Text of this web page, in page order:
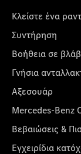
Κλείστε ένα
Συντήρηση
Βοήθεια σε
Γνήσια
Αξεσουάρ
Mercedes-Benz
Βεβαιώσεις &
Εγχειρίδια